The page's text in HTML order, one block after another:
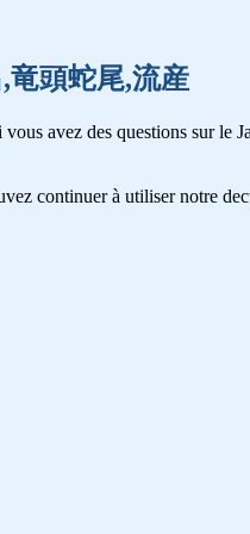
竜頭蛇尾,流産
avez des questions sur le
continuer à utiliser notre